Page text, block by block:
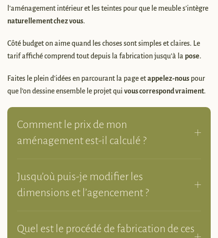
l’aménagement intérieur et les teintes pour que le meuble s’intègre
naturellement chez vous.
Côté budget on aime quand les choses sont simples et claires. Le
tarif affiché comprend tout depuis la fabrication jusqu’à la pose.
Faites le plein d’idées en parcourant la page etappelez-nous pour
que l’on dessine ensemble le projet qui vous correspond vraiment.
Comment le prix de mon
aménagement est-il calculé ?
Jusqu’où puis-je modifier les
dimensions et l’agencement ?
Quel est le procédé de fabrication de ces